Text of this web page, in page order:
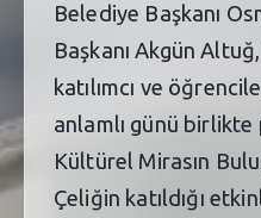
Belediye Başkanı
Başkanı Akgün
katılımcı ve
anlamlı günü birlikte
Kültürel Mirasın
Çeliğin katıldığı